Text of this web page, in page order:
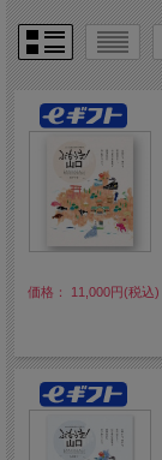
価格： 11,000円(税込)